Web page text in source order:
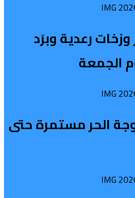
رعدية وبرَد
الجمعة
الحر مستمرة حتى